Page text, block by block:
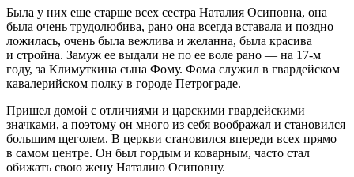
Была у них еще старше всех сестра Наталия Осиповна, она
была очень трудолюбива, рано она всегда вставала и поздно
ложилась, очень была вежлива и желанна, была красива
и стройна. Замуж ее выдали не по ее воле рано — на 17-м
году, за Климуткина сына Фому. Фома служил в гвардейском
кавалерийском полку в городе Петрограде.
Пришел домой с отличиями и царскими гвардейскими
значками, а поэтому он много из себя воображал и становился
большим щеголем. В церкви становился впереди всех прямо
в самом центре. Он был гордым и коварным, часто стал
обижать свою жену Наталию Осиповну.